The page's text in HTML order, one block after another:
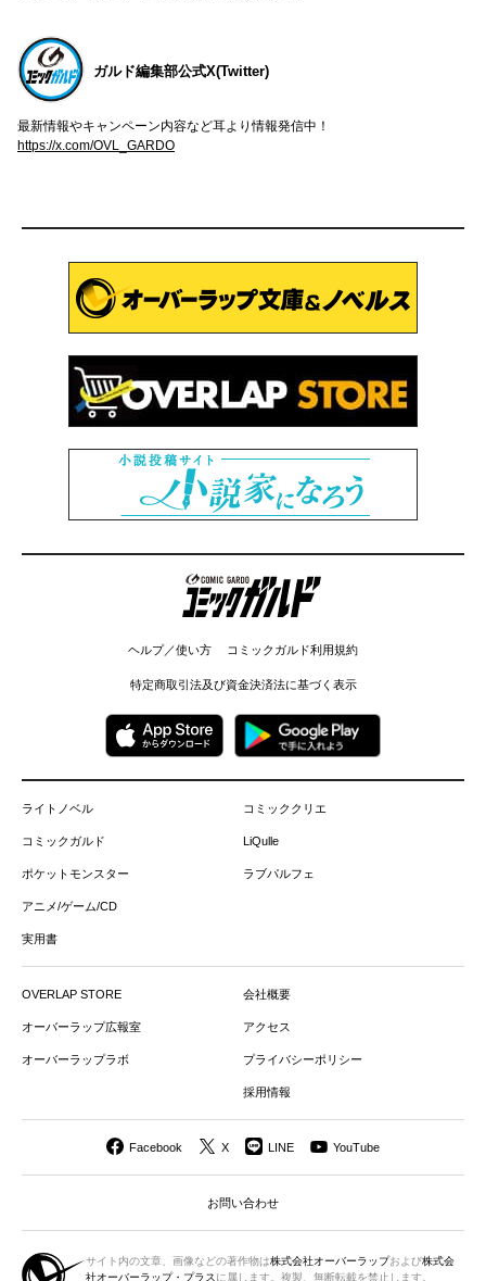
ガルド編集部公式X(Twitter)
最新情報やキャンペーン内容など耳より情報発信中！
https://x.com/OVL_GARDO
コミックガルド
ヘルプ／使い方 コミックガルド利用規約
特定商取引法及び資金決済法に基づく表示
ライトノベル
コミックガルド
ポケットモンスター
アニメ/ゲーム/CD
実用書
コミッククリエ
LiQulle
ラブパルフェ
OVERLAP STORE
オーバーラップ広報室
オーバーラップラボ
会社概要
アクセス
プライバシーポリシー
採用情報
Facebook X LINE YouTube
お問い合わせ
サイト内の文章、画像などの著作物は株式会社オーバーラップおよび株式会
社オーバーラップ・プラス に属します。複製、無断転載を禁止します。